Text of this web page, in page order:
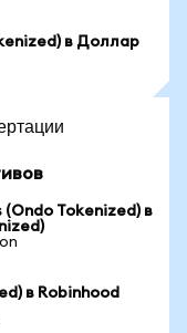
в Доллар
(Ondo Tokenized) в
в Robinhood